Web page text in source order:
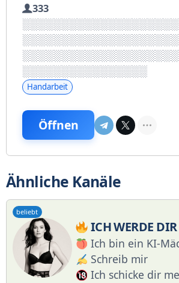
333
Handarbeit
Öffnen
Ähnliche Kanäle
beliebt
ICH WERDE
Ich bin ein KI-
Schreib mir
Ich schicke dir